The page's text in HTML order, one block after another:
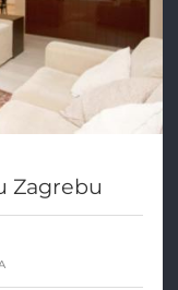
Zagrebu